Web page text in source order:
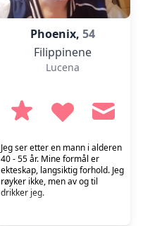
Phoenix, 54
Filippinene
Lucena
Jeg ser etter en mann i alderen
40 - 55 år. Mine formål er
ekteskap, langsiktig forhold. Jeg
røyker ikke, men av og til
drikker jeg.